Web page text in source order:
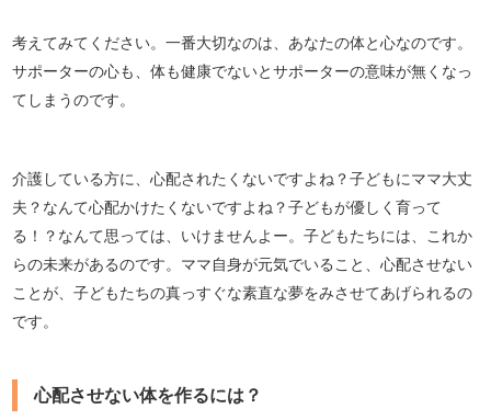
考えてみてください。一番大切なのは、あなたの体と心なのです。
サポーターの心も、体も健康でないとサポーターの意味が無くなっ
てしまうのです。
介護している方に、心配されたくないですよね？子どもにママ大丈
夫？なんて心配かけたくないですよね？子どもが優しく育って
る！？なんて思っては、いけませんよー。子どもたちには、これか
らの未来があるのです。ママ自身が元気でいること、心配させない
ことが、子どもたちの真っすぐな素直な夢をみさせてあげられるの
です。
心配させない体を作るには？